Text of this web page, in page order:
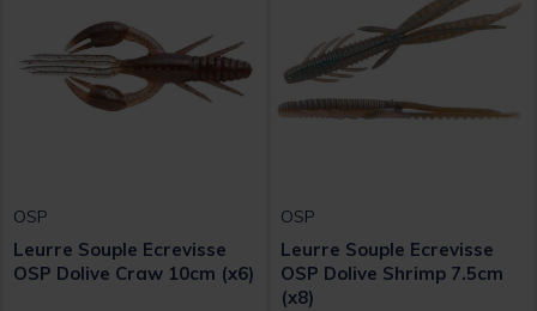
OSP
Leurre Souple Ecrevisse
OSP Dolive Craw 10cm (x6)
OSP
Leurre Souple Ecrevisse
OSP Dolive Shrimp 7.5cm
(x8)